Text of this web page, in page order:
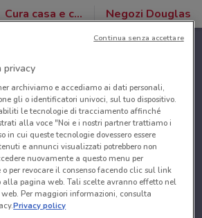
Cura casa e corpo Negozi Douglas
privacy
archiviamo e accediamo ai dati personali,
gli o identificatori univoci, sul tuo dispositivo.
le tecnologie di tracciamento affinché
alla voce "Noi e i nostri partner trattiamo i
in cui queste tecnologie dovessero essere
e annunci visualizzati potrebbero non
nuovamente a questo menu per
per revocare il consenso facendo clic sul link
pagina web. Tali scelte avranno effetto nel
Per maggiori informazioni, consulta
Privacy policy
Continua senza accettare